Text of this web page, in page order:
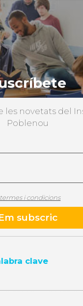
les novetats del
Poblenou
termes i condicions
clave